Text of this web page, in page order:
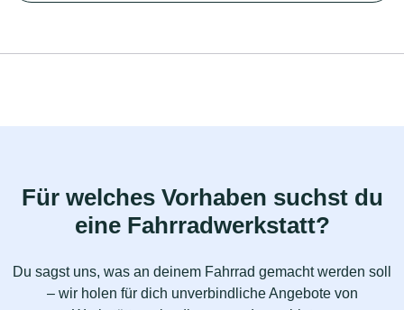
Für welches Vorhaben suchst du
eine Fahrradwerkstatt?
Du sagst uns, was an deinem Fahrrad gemacht werden soll
– wir holen für dich unverbindliche Angebote von